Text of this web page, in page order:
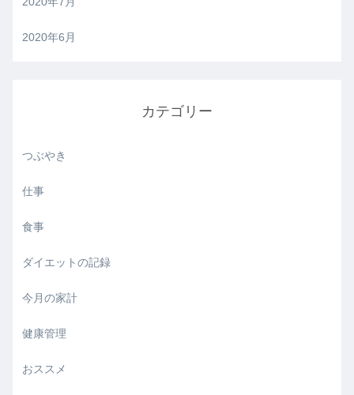
2020年6月
カテゴリー
つぶやき
仕事
食事
ダイエットの記録
今月の家計
健康管理
おススメ